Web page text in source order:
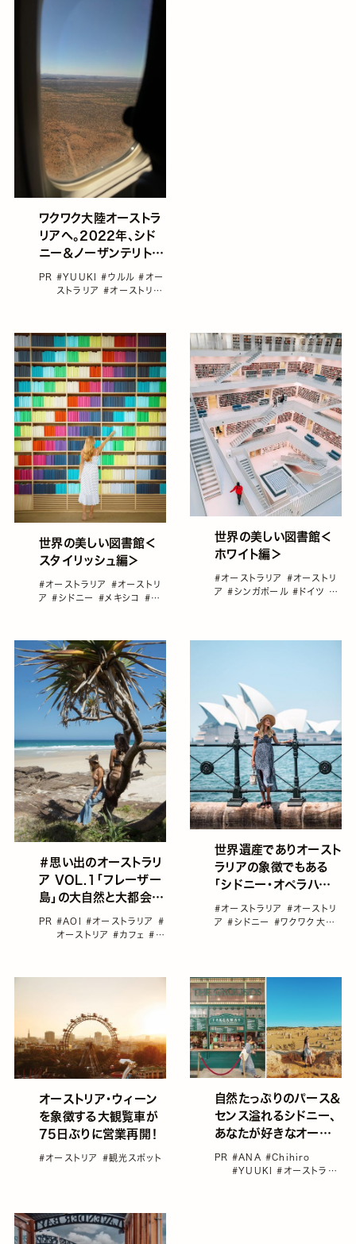
ワクワク大陸オーストラ
リアへ。2022年、シド
ニー＆ノーザンテリトリ
PR #YUUKI#ウルル#オー
ストラリア#オーストリア
世界の美しい図書館＜
スタイリッシュ編＞
#オーストラリア #オーストリ
ア#シドニー #メキシコ #世
世界の美しい図書館＜
ホワイト編＞
#オーストラリア #オーストリ
ア#シンガポール #ドイツ #
＃思い出のオーストラリ
ア VOL.１「フレーザー
島」の大自然と大都会
「シドニー」を満喫！
PR #AOI #オーストラリア #
オーストリア#カフェ#シ
世界遺産でありオースト
ラリアの象徴でもある
「シドニー・オペラハウ
ス」
#オーストラリア #オーストリ
ア#シドニー #ワクワク大陸
オーストリア・ウィーン
を象徴する大観覧車が
75日ぶりに営業再開！
#オーストリア #観光スポット
自然たっぷりのパース＆
センス溢れるシドニー、
あなたが好きなオースト
ラリアはどっち？
PR #ANA #Chihiro
#YUUKI#オーストラリ